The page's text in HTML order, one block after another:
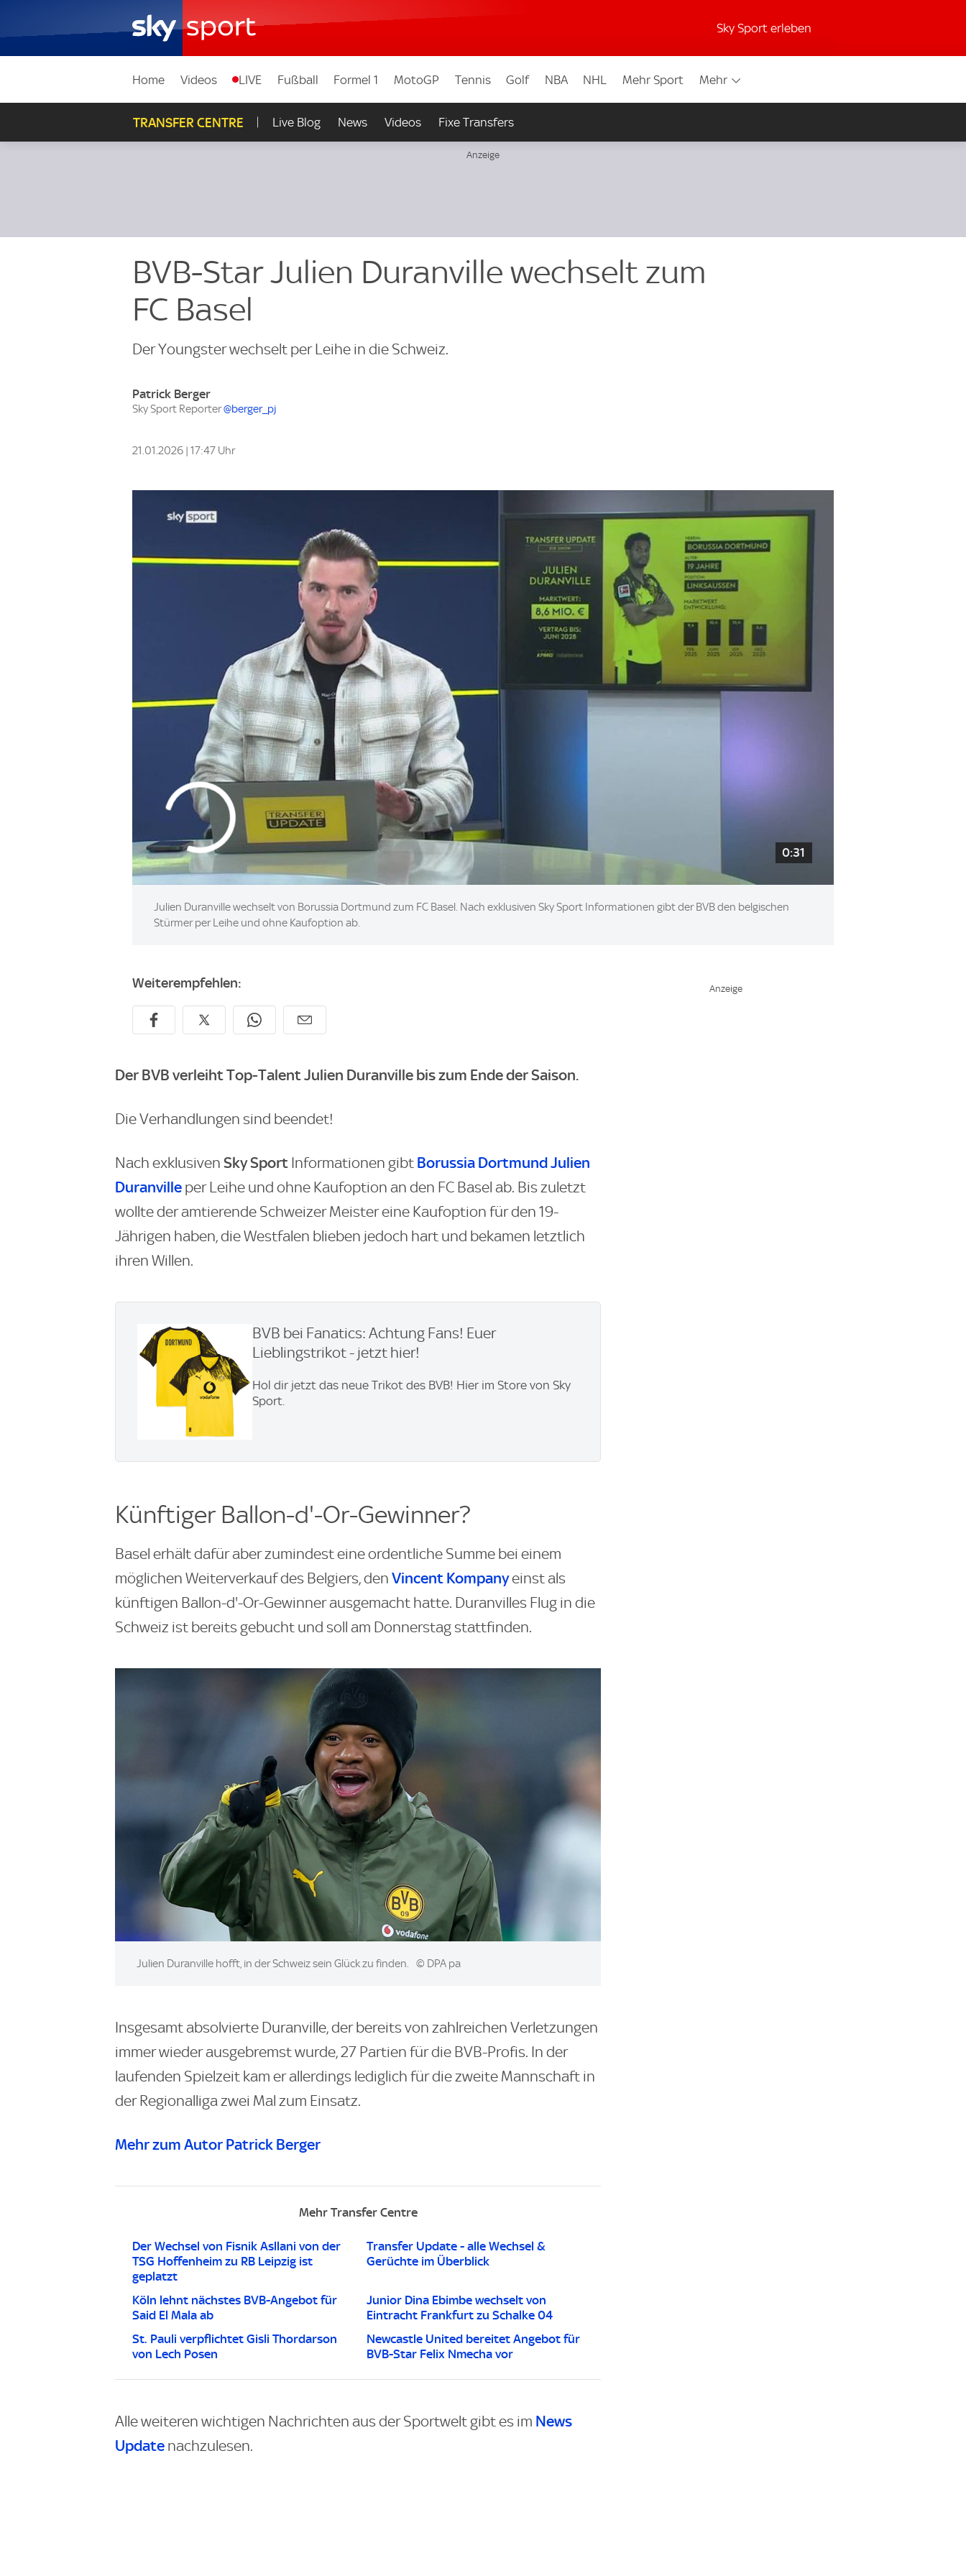
Sky Sport erleben
Home Videos LIVE Fußball Formel 1 MotoGP Tennis Golf NBA NHL Mehr Sport Mehr
TRANSFER CENTRE Live Blog News Videos Fixe Transfers
BVB-Star Julien Duranville wechselt zum
FC Basel
Der Youngster wechselt per Leihe in die Schweiz.
Patrick Berger
Sky Sport Reporter@berger_pj
21.01.2026 | 17:47 Uhr
0:31
Julien Duranville wechselt von Borussia Dortmund zum FC Basel. Nach exklusiven Sky Sport Informationen gibt der BVB den belgischen
Stürmer per Leihe und ohne Kaufoption ab.
Weiterempfehlen:
Der BVB verleiht Top-Talent Julien Duranville bis zum Ende der Saison.
Die Verhandlungen sind beendet!
Nach exklusiven Sky Sport Informationen gibt Borussia DortmundJulien
Duranville per Leihe und ohne Kaufoption an den FC Basel ab. Bis zuletzt
wollte der amtierende Schweizer Meister eine Kaufoption für den 19-
Jährigen haben, die Westfalen blieben jedoch hart und bekamen letztlich
ihren Willen.
BVB bei Fanatics: Achtung Fans! Euer
Lieblingstrikot - jetzt hier!
Hol dir jetzt das neue Trikot des BVB! Hier im Store von Sky
Sport.
Künftiger Ballon-d'-Or-Gewinner?
Basel erhält dafür aber zumindest eine ordentliche Summe bei einem
möglichen Weiterverkauf des Belgiers, den Vincent Kompanyeinst als
künftigen Ballon-d'-Or-Gewinner ausgemacht hatte. Duranvilles Flug in die
Schweiz ist bereits gebucht und soll am Donnerstag stattfinden.
Image:
Julien Duranville hofft, in der Schweiz sein Glück zu finden. © DPA pa
Insgesamt absolvierte Duranville, der bereits von zahlreichen Verletzungen
immer wieder ausgebremst wurde, 27 Partien für die BVB-Profis. In der
laufenden Spielzeit kam er allerdings lediglich für die zweite Mannschaft in
der Regionalliga zwei Mal zum Einsatz.
Mehr zum Autor Patrick Berger
Mehr Transfer Centre
Der Wechsel von Fisnik Asllani von der
TSG Hoffenheim zu RB Leipzig ist
geplatzt
Transfer Update - alle Wechsel &
Gerüchte im Überblick
Köln lehnt nächstes BVB-Angebot für
Said El Mala ab
Junior Dina Ebimbe wechselt von
Eintracht Frankfurt zu Schalke 04
St. Pauli verpflichtet Gisli Thordarson
von Lech Posen
Newcastle United bereitet Angebot für
BVB-Star Felix Nmecha vor
Alle weiteren wichtigen Nachrichten aus der Sportwelt gibt es im News
Update nachzulesen.